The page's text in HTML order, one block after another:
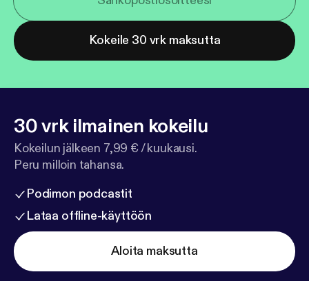
Kokeile 30 vrk maksutta
30 vrk ilmainen kokeilu
Kokeilun jälkeen 7,99 € / kuukausi.
Peru milloin tahansa.
Podimon podcastit
Lataa offline-käyttöön
Aloita maksutta